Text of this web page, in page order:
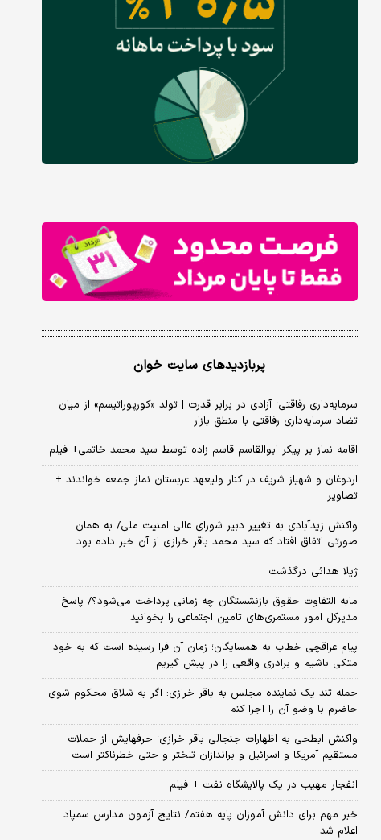
پربازدیدهای سایت خوان
سرمایه‌داری رفاقتی؛ آزادی در برابر قدرت | تولد «کورپوراتیسم» از میان
تضاد سرمایه‌داری رفاقتی با منطق بازار
اقامه نماز بر پیکر ابوالقاسم قاسم زاده توسط سید محمد خاتمی+ فیلم
اردوغان و شهباز شریف در کنار ولیعهد عربستان نماز جمعه خواندند +
تصاویر
واکنش زیدآبادی به تغییر دبیر شورای عالی امنیت ملی/ به همان
صورتی اتفاق افتاد که سید محمد باقر خرازی از آن خبر داده بود
ژیلا هدائی درگذشت
مابه التفاوت حقوق بازنشستگان چه زمانی پرداخت می‌شود؟/ پاسخ
مدیرکل امور مستمری‌های تامین اجتماعی را بخوانید
پیام عراقچی خطاب به همسایگان؛ زمان آن فرا رسیده است که به خود
متکی باشیم و برادری واقعی را در پیش گیریم
حمله تند یک نماینده مجلس به باقر خرازی: اگر به شلاق محکوم شوی
حاضرم با وضو آن را اجرا کنم
واکنش ابطحی به اظهارات جنجالی باقر خرازی؛ حرفهایش از حملات
مستقیم آمریکا و اسرائیل و براندازان تلختر و حتی خطرناکتر است
انفجار مهیب در یک پالایشگاه نفت + فیلم
خبر مهم برای دانش آموزان پایه هفتم/ نتایج آزمون مدارس سمپاد
اعلام شد